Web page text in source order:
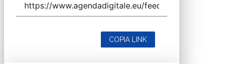
COPIA LINK